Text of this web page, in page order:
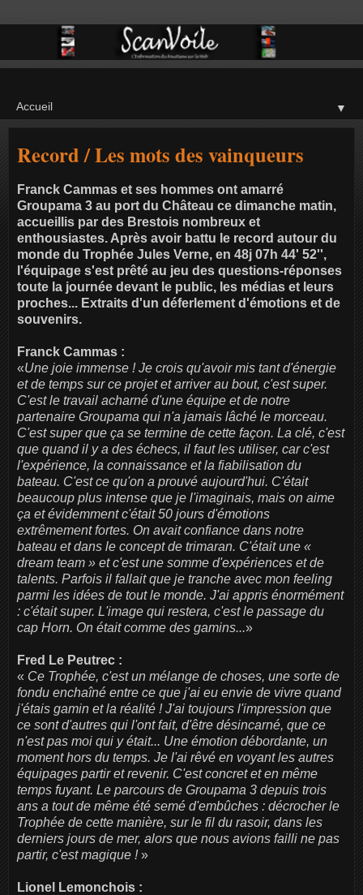
▼
Record / Les mots des vainqueurs
Franck Cammas et ses hommes ont amarré
Groupama 3 au port du Château ce dimanche matin,
accueillis par des Brestois nombreux et
enthousiastes. Après avoir battu le record autour du
monde du Trophée Jules Verne, en 48j 07h 44' 52'',
l'équipage s'est prêté au jeu des questions-réponses
toute la journée devant le public, les médias et leurs
proches... Extraits d'un déferlement d'émotions et de
souvenirs.
Franck Cammas :
«Une joie immense ! Je crois qu'avoir mis tant d'énergie
et de temps sur ce projet et arriver au bout, c'est super.
C'est le travail acharné d'une équipe et de notre
partenaire Groupama qui n'a jamais lâché le morceau.
C'est super que ça se termine de cette façon. La clé, c'est
que quand il y a des échecs, il faut les utiliser, car c'est
l'expérience, la connaissance et la fiabilisation du
bateau. C'est ce qu'on a prouvé aujourd'hui. C'était
beaucoup plus intense que je l'imaginais, mais on aime
ça et évidemment c'était 50 jours d'émotions
extrêmement fortes. On avait confiance dans notre
bateau et dans le concept de trimaran. C'était une «
dream team » et c'est une somme d'expériences et de
talents. Parfois il fallait que je tranche avec mon feeling
parmi les idées de tout le monde. J'ai appris énormément
: c'était super. L'image qui restera, c'est le passage du
cap Horn. On était comme des gamins...»
Fred Le Peutrec :
« Ce Trophée, c'est un mélange de choses, une sorte de
fondu enchaîné entre ce que j'ai eu envie de vivre quand
j'étais gamin et la réalité ! J'ai toujours l'impression que
ce sont d'autres qui l'ont fait, d'être désincarné, que ce
n'est pas moi qui y était... Une émotion débordante, un
moment hors du temps. Je l'ai rêvé en voyant les autres
équipages partir et revenir. C'est concret et en même
temps fuyant. Le parcours de Groupama 3 depuis trois
ans a tout de même été semé d'embûches : décrocher le
Trophée de cette manière, sur le fil du rasoir, dans les
derniers jours de mer, alors que nous avions failli ne pas
partir, c'est magique !»
Lionel Lemonchois :